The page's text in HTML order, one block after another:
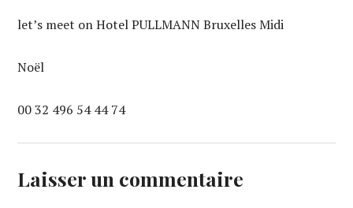
let’s meet on Hotel PULLMANN Bruxelles Midi
Noël
00 32 496 54 44 74
Laisser un commentaire